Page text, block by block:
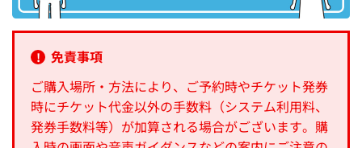
免責事項
ご購入場所・方法により、ご予約時やチケット発券
時にチケット代金以外の手数料（システム利用料、
発券手数料等）が加算される場合がございます。購